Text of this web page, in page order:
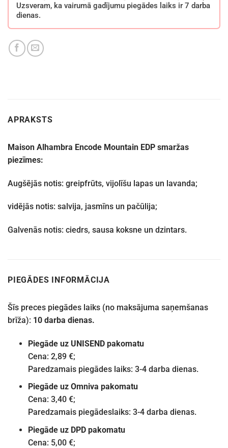
Uzsveram, ka vairumā gadījumu piegādes laiks ir 7 darba
dienas.
APRAKSTS
Maison Alhambra Encode Mountain EDP smaržas
piezīmes:
Augšējās notis: greipfrūts, vijolīšu lapas un lavanda;
vidējās notis: salvija, jasmīns un pačūlija;
Galvenās notis: ciedrs, sausa koksne un dzintars.
PIEGĀDES INFORMĀCIJA
Šīs preces piegādes laiks (no maksājuma saņemšanas
brīža): 10 darba dienas.
Piegāde uz UNISEND pakomatu
Cena: 2,89 €;
Paredzamais piegādes laiks: 3-4 darba dienas.
Piegāde uz Omniva pakomatu
Cena: 3,40 €;
Paredzamais piegādeslaiks: 3-4 darba dienas.
Piegāde uz DPD pakomatu
Cena: 5,00 €;